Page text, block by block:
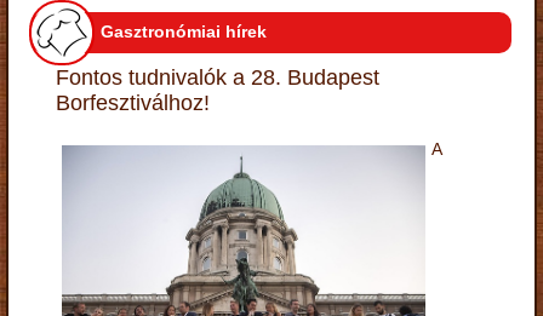
Gasztronómiai hírek
Fontos tudnivalók a 28. Budapest
Borfesztiválhoz!
A